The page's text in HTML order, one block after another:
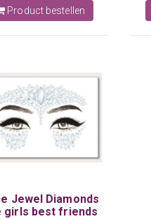
Product bestellen
Jewel Diamonds
girls best friends